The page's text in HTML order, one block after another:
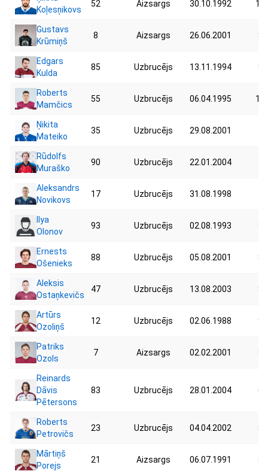
Koļesņikovs
52 Aizsargs 30.10.1992
Gustavs
Krūmiņš
8 Aizsargs 26.06.2001
Edgars
Kulda
85 Uzbrucējs 13.11.1994
Roberts
Mamčics
55 Uzbrucējs 06.04.1995
Ņikita
Mateiko
35 Uzbrucējs 29.08.2001
Rūdolfs
Muraško
90 Uzbrucējs 22.01.2004
Aleksandrs
Novikovs
17 Uzbrucējs 31.08.1998
Ilya
Olonov
93 Uzbrucējs 02.08.1993
Ernests
Ošenieks
88 Uzbrucējs 05.08.2001
Aleksis
Ostaņkevičs
47 Uzbrucējs 13.08.2003
Artūrs
Ozoliņš
12 Uzbrucējs 02.06.1988
Patriks
Ozols
7 Aizsargs 02.02.2001
Reinards
Dāvis
Pētersons
83 Uzbrucējs 28.01.2004
Roberts
Petrovičs
23 Uzbrucējs 04.04.2002
Mārtiņš
Porejs
21 Aizsargs 06.07.1991